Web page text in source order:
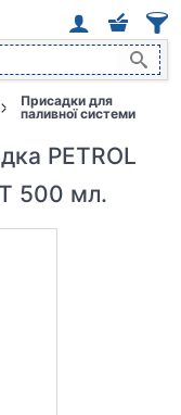
Присадки для
паливної системи
PETROL
500 мл.